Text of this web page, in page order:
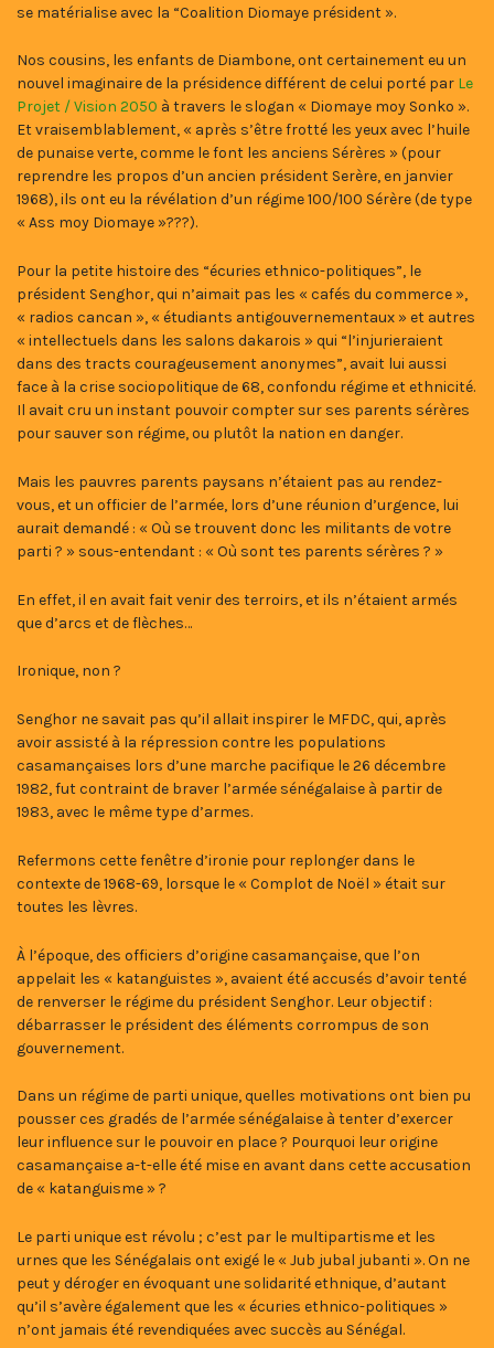
se matérialise avec la “Coalition Diomaye président ».
Nos cousins, les enfants de Diambone, ont certainement eu un
nouvel imaginaire de la présidence différent de celui porté par Le
Projet / Vision 2050 à travers le slogan « Diomaye moy Sonko ».
Et vraisemblablement, « après s’être frotté les yeux avec l’huile
de punaise verte, comme le font les anciens Sérères » (pour
reprendre les propos d’un ancien président Serère, en janvier
1968), ils ont eu la révélation d’un régime 100/100 Sérère (de type
« Ass moy Diomaye »???).
Pour la petite histoire des “écuries ethnico-politiques”, le
président Senghor, qui n’aimait pas les « cafés du commerce »,
« radios cancan », « étudiants antigouvernementaux » et autres
« intellectuels dans les salons dakarois » qui “l’injurieraient
dans des tracts courageusement anonymes”, avait lui aussi
face à la crise sociopolitique de 68, confondu régime et ethnicité.
Il avait cru un instant pouvoir compter sur ses parents sérères
pour sauver son régime, ou plutôt la nation en danger.
Mais les pauvres parents paysans n’étaient pas au rendez-
vous, et un officier de l’armée, lors d’une réunion d’urgence, lui
aurait demandé : « Où se trouvent donc les militants de votre
parti ? » sous-entendant : « Où sont tes parents sérères ? »
En effet, il en avait fait venir des terroirs, et ils n’étaient armés
que d’arcs et de flèches…
Ironique, non ?
Senghor ne savait pas qu’il allait inspirer le MFDC, qui, après
avoir assisté à la répression contre les populations
casamançaises lors d’une marche pacifique le 26 décembre
1982, fut contraint de braver l’armée sénégalaise à partir de
1983, avec le même type d’armes.
Refermons cette fenêtre d’ironie pour replonger dans le
contexte de 1968-69, lorsque le « Complot de Noël » était sur
toutes les lèvres.
À l’époque, des officiers d’origine casamançaise, que l’on
appelait les « katanguistes », avaient été accusés d’avoir tenté
de renverser le régime du président Senghor. Leur objectif :
débarrasser le président des éléments corrompus de son
gouvernement.
Dans un régime de parti unique, quelles motivations ont bien pu
pousser ces gradés de l’armée sénégalaise à tenter d’exercer
leur influence sur le pouvoir en place ? Pourquoi leur origine
casamançaise a-t-elle été mise en avant dans cette accusation
de « katanguisme » ?
Le parti unique est révolu ; c’est par le multipartisme et les
urnes que les Sénégalais ont exigé le « Jub jubal jubanti ». On ne
peut y déroger en évoquant une solidarité ethnique, d’autant
qu’il s’avère également que les « écuries ethnico-politiques »
n’ont jamais été revendiquées avec succès au Sénégal.